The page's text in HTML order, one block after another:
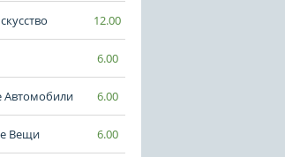
12.00
6.00
Автомобили 6.00
Вещи 6.00